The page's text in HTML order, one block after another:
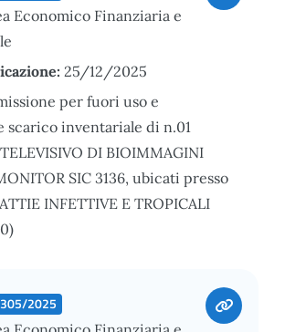
Economico Finanziaria e
25/12/2025
per fuori uso e
scarico inventariale di n.01
DI BIOIMMAGINI
SIC 3136, ubicati presso
INFETTIVE E TROPICALI
2025